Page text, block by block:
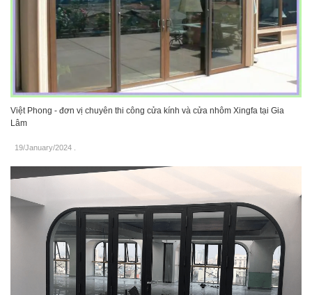
Việt Phong - đơn vị chuyên thi công cửa kính và cửa nhôm Xingfa tại Gia
Lâm
19/January/2024